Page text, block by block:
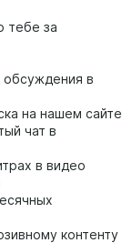
тебе за
в
на нашем сайте
чат в
в видео
контенту